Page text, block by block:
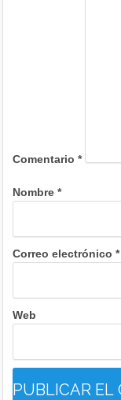
Comentario*
Nombre*
Correo electrónico*
Web